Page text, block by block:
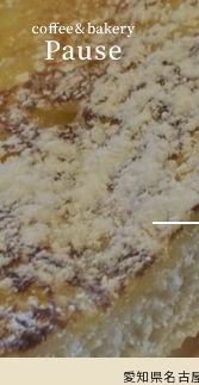
愛知県名古